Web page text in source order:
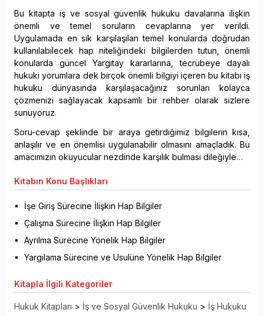
Bu kitapta iş ve sosyal güvenlik hukuku davalarına ilişkin
önemli ve temel soruların cevaplarına yer verildi.
Uygulamada en sık karşılaşılan temel konularda doğrudan
kullanılabilecek hap niteliğindeki bilgilerden tutun, önemli
konularda güncel Yargıtay kararlarına, tecrübeye dayalı
hukuki yorumlara dek birçok önemli bilgiyi içeren bu kitabı iş
hukuku dünyasında karşılaşacağınız sorunları kolayca
çözmenizi sağlayacak kapsamlı bir rehber olarak sizlere
sunuyoruz.
Soru-cevap şeklinde bir araya getirdiğimiz bilgilerin kısa,
anlaşılır ve en önemlisi uygulanabilir olmasını amaçladık. Bu
amacımızın okuyucular nezdinde karşılık bulması dileğiyle…
Kitabın Konu Başlıkları
İşe Giriş Sürecine İlişkin Hap Bilgiler
Çalışma Sürecine İlişkin Hap Bilgiler
Ayrılma Sürecine Yönelik Hap Bilgiler
Yargılama Sürecine ve Usulüne Yönelik Hap Bilgiler
Kitapla İlgili Kategoriler
Hukuk Kitapları > İş ve Sosyal Güvenlik Hukuku > İş Hukuku